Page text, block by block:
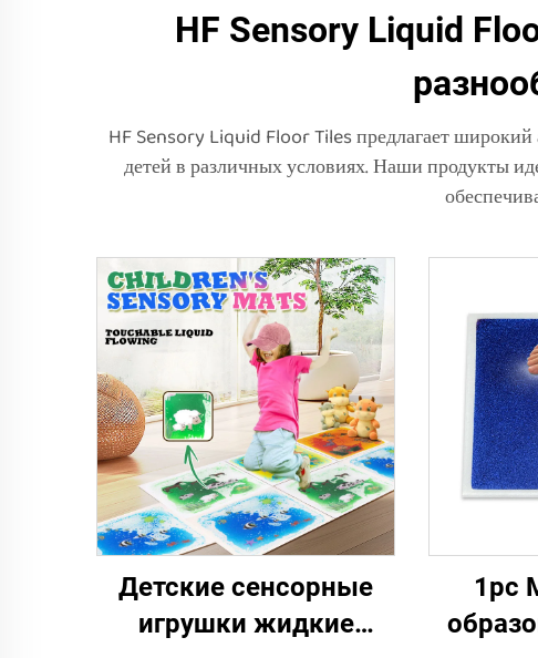
HF Sensory Liquid
HF Sensory Liquid Floor Tiles предлагает
детей в различных условиях. Наши продукты
Детские сенсорные
игрушки жидкие
1pc